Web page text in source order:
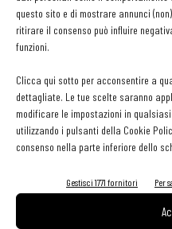
questo sito e di mostrare annunci
ritirare il consenso può influire
funzioni.
Clicca qui sotto per acconsentire a
dettagliate. Le tue scelte saranno
modificare le impostazioni in
utilizzando i pulsanti della Cookie
consenso nella parte inferiore dello
Gestisci 1771 fornitori Per
A seguire saranno presentate
prossimo triennio.
Distretti del Cibo,
territoriali
La giornata conclusiva di
rapporto tra Distretti del Cibo,